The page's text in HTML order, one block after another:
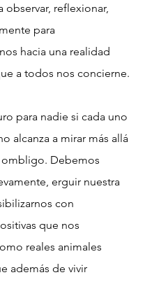
observar, reflexionar,
para
hacia una realidad
a todos nos concierne.
para nadie si cada uno
alcanza a mirar más allá
Debemos
erguir nuestra
con
que nos
reales animales
además de vivir